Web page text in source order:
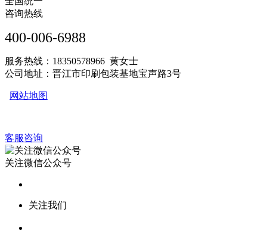
咨询热线
400-006-6988
服务热线：18350578966 黄女士
公司地址：晋江市印刷包装基地宝声路3号
网站地图
客服咨询
关注微信公众号
关注我们